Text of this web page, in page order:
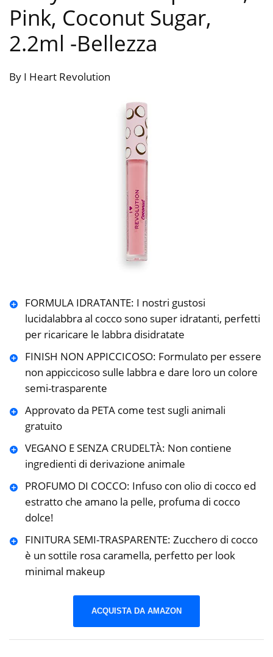
Pink, Coconut Sugar,
2.2ml -Bellezza
By I Heart Revolution
FORMULA IDRATANTE: I nostri gustosi
lucidalabbra al cocco sono super idratanti, perfetti
per ricaricare le labbra disidratate
FINISH NON APPICCICOSO: Formulato per essere
non appiccicoso sulle labbra e dare loro un colore
semi-trasparente
Approvato da PETA come test sugli animali
gratuito
VEGANO E SENZA CRUDELTÀ: Non contiene
ingredienti di derivazione animale
PROFUMO DI COCCO: Infuso con olio di cocco ed
estratto che amano la pelle, profuma di cocco
dolce!
FINITURA SEMI-TRASPARENTE: Zucchero di cocco
è un sottile rosa caramella, perfetto per look
minimal makeup
ACQUISTA DA AMAZON